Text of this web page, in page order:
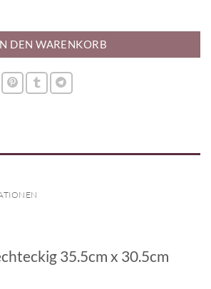
DEN WARENKORB
35.5cm x 30.5cm